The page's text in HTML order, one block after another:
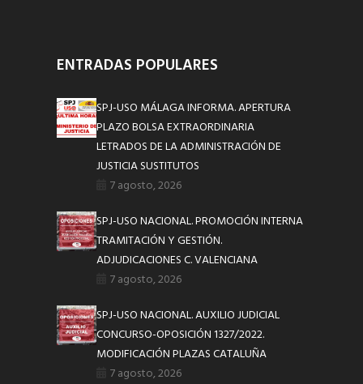
ENTRADAS POPULARES
SPJ-USO MÁLAGA INFORMA. APERTURA
PLAZO BOLSA EXTRAORDINARIA
LETRADOS DE LA ADMINISTRACIÓN DE
JUSTICIA SUSTITUTOS
7 agosto, 2026
SPJ-USO NACIONAL. PROMOCIÓN INTERNA
TRAMITACIÓN Y GESTIÓN.
ADJUDICACIONES C. VALENCIANA
7 agosto, 2026
SPJ-USO NACIONAL. AUXILIO JUDICIAL
CONCURSO-OPOSICIÓN 1327/2022.
MODIFICACIÓN PLAZAS CATALUÑA
7 agosto, 2026